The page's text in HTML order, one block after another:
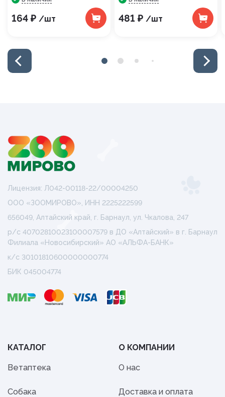
164 ₽ /шт 481 ₽ /шт
Лицензия: Л042-00118-22/00004250
ООО «ЗООМИРОВО», ИНН 2225222599
656049, Алтайский край, г. Барнаул, ул. Чкалова, 247
р/с 40702810023100007579 в ДО «Алтайский» в г. Барнаул
Филиала «Новосибирский» АО «АЛЬФА-БАНК»
к/с 30101810600000000774
БИК 045004774
КАТАЛОГ
Ветаптека
Собака
О КОМПАНИИ
О нас
Доставка и оплата